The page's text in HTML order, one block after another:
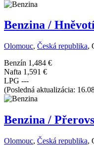
Benzina /
Olomouc, Česká republika,
Benzín 1,484 €
Nafta 1,591 €
LPG ---
(Posledná aktualizácia:
Benzina /
Olomouc, Česká republika,